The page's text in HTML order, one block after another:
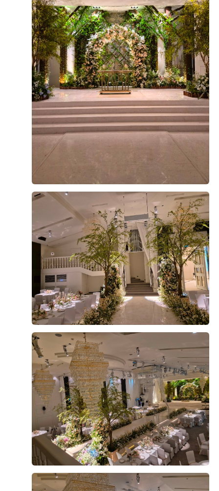
더 베니르 스토리
The Venir Story
이벤트 · 프로모션 베니르 리얼후기 SNS 소식 베니르 소식
더 베니르고객후기